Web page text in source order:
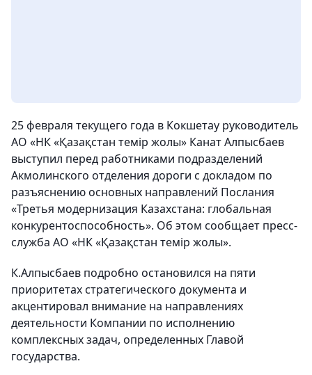
25 февраля текущего года в Кокшетау руководитель
АО «НК «Қазақстан темір жолы» Канат Алпысбаев
выступил перед работниками подразделений
Акмолинского отделения дороги с докладом по
разъяснению основных направлений Послания
«Третья модернизация Казахстана: глобальная
конкурентоспособность». Об этом сообщает пресс-
служба АО «НК «Қазақстан темір жолы».
К.Алпысбаев подробно остановился на пяти
приоритетах стратегического документа и
акцентировал внимание на направлениях
деятельности Компании по исполнению
комплексных задач, определенных Главой
государства.